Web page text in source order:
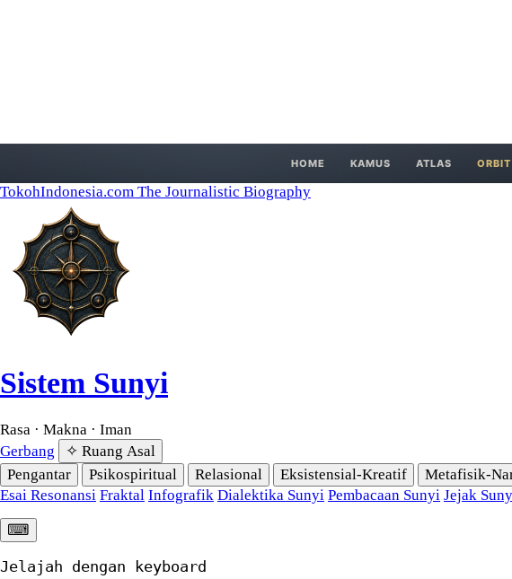
HOME KAMUS ATLAS ORBIT
TokohIndonesia.com The Journalistic Biography
Sistem Sunyi
Rasa · Makna · Iman
Gerbang
✧ Ruang Asal
Pengantar
Psikospiritual Relasional Eksistensial-Kreatif Metafisik-
Esai Resonansi Fraktal Infografik Dialektika Sunyi Pembacaan Sunyi Jejak
⌨︎
Jelajah dengan keyboard